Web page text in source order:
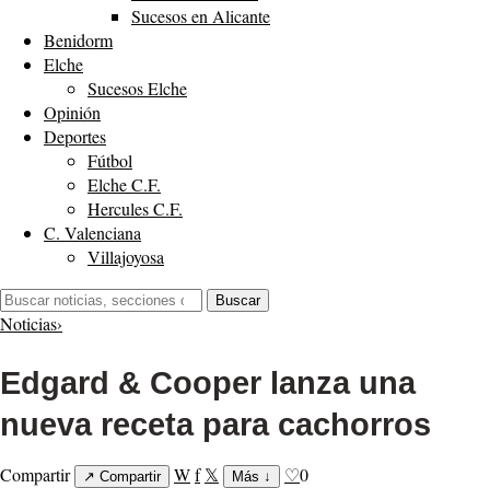
Sucesos en Alicante
Benidorm
Elche
Sucesos Elche
Opinión
Deportes
Fútbol
Elche C.F.
Hercules C.F.
C. Valenciana
Villajoyosa
Buscar:
Buscar
Noticias›
Edgard & Cooper lanza una
nueva receta para cachorros
Compartir ↗ Compartir Wf 𝕏 Más ↓ ♡0